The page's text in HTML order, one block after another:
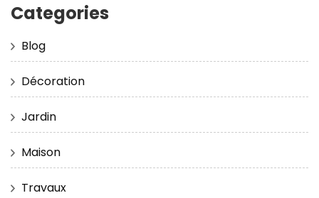
Categories
Blog
Décoration
Jardin
Maison
Travaux